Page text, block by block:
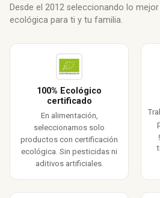
Desde el 2012 seleccionando lo
ecológica para ti y tu familia.
100% Ecológico
certificado
En alimentación,
seleccionamos solo
productos con certificación
ecológica. Sin pesticidas ni
aditivos artificiales.